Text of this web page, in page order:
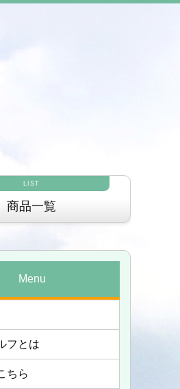
LIST
商品一覧
Menu
フとは
ちら